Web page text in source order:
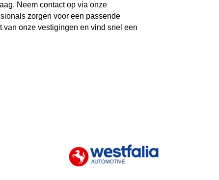
Neem contact op via onze
zorgen voor een passende
onze vestigingen en vind snel een